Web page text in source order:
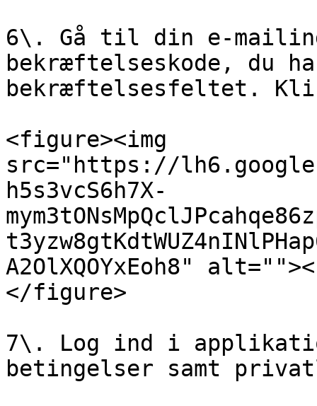
6\. Gå til din e-
bekræftelseskode, du
bekræftelsesfeltet.
<figure><img
src="https://
h5s3vcS6h7X-
A2OlXQOYxEoh8"
</figure>
7\. Log ind i
betingelser samt